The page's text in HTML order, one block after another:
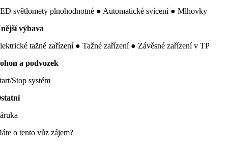
světlomety plnohodnotné ● Automatické svícení ● Mlhovky
výbava
tažné zařízení ● Tažné zařízení ● Závěsné zařízení v TP
a podvozek
Stop systém
o tento vůz zájem?